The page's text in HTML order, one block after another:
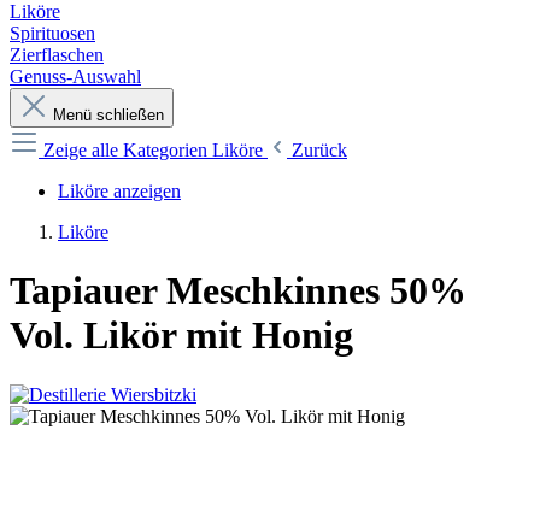
Liköre
Spirituosen
Zierflaschen
Genuss-Auswahl
Menü schließen
Zeige alle Kategorien Liköre
Zurück
Liköre anzeigen
Liköre
Tapiauer Meschkinnes 50%
Vol. Likör mit Honig